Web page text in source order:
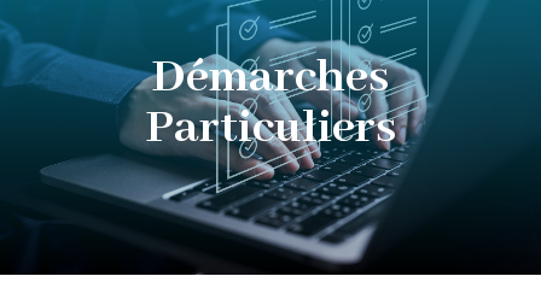
Démarches
Particuliers